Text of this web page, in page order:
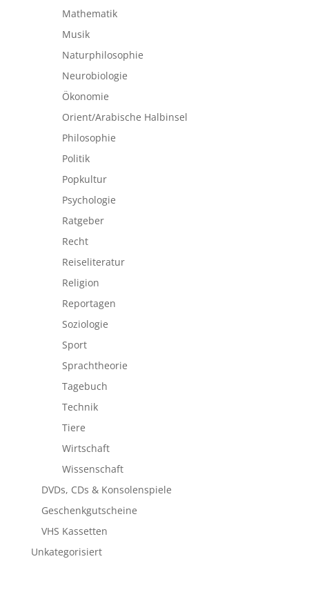
Mathematik
Musik
Naturphilosophie
Neurobiologie
Ökonomie
Orient/Arabische Halbinsel
Philosophie
Politik
Popkultur
Psychologie
Ratgeber
Recht
Reiseliteratur
Religion
Reportagen
Soziologie
Sport
Sprachtheorie
Tagebuch
Technik
Tiere
Wirtschaft
Wissenschaft
DVDs, CDs & Konsolenspiele
Geschenkgutscheine
VHS Kassetten
Unkategorisiert